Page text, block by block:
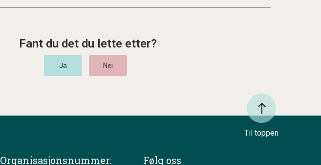
Fant du det du lette etter?
Til toppen
Organisasjonsnummer: Følg oss